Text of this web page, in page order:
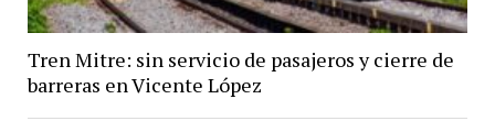
Tren Mitre: sin servicio de pasajeros y cierre de
barreras en Vicente López